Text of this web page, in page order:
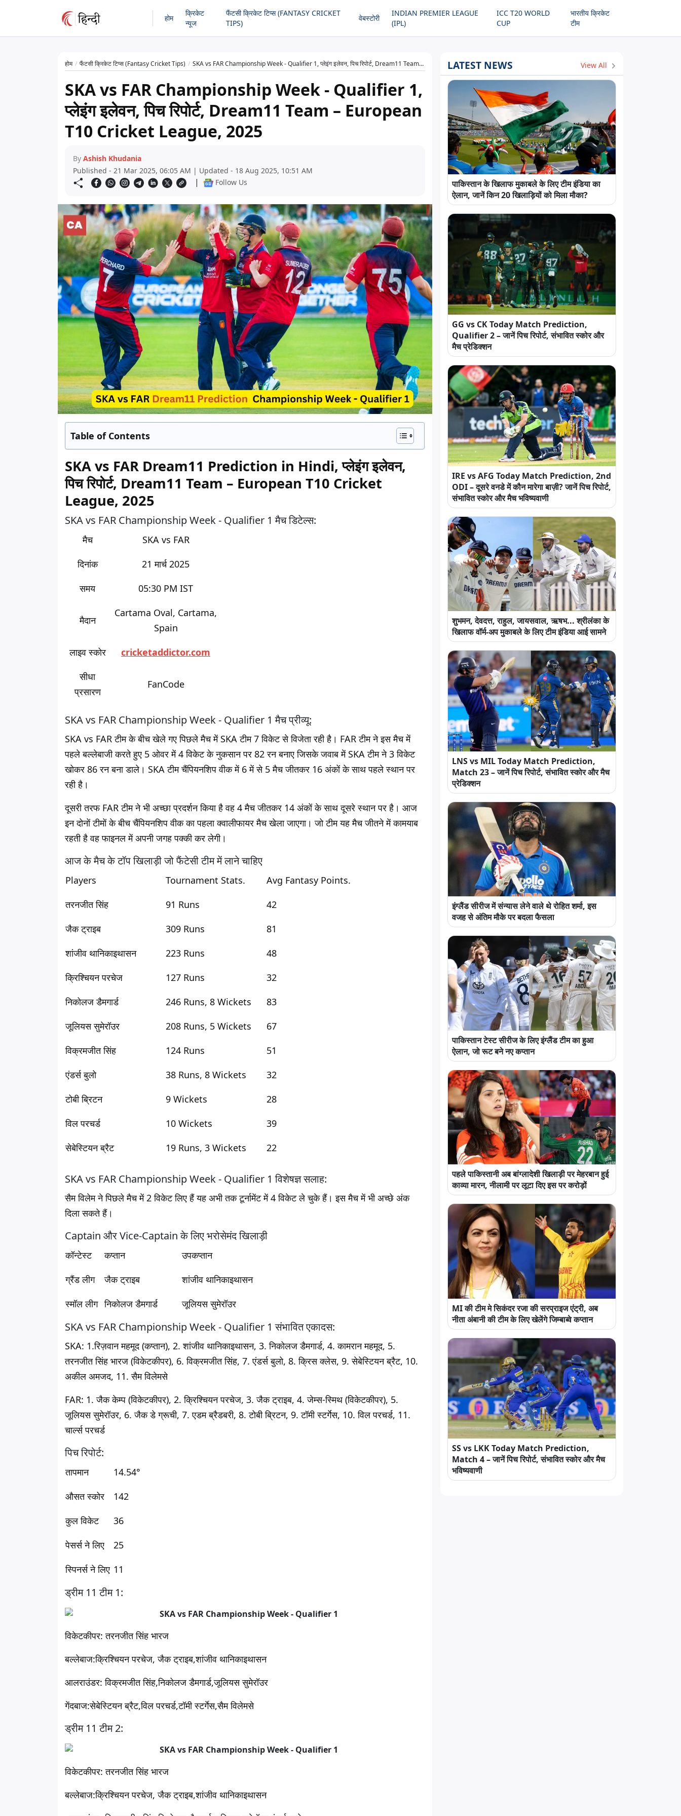
होम
क्रिकेट
न्यूज
फैंटसी क्रिकेट टिप्स (FANTASY CRICKET
TIPS)
वेबस्टोरी
INDIAN PREMIER LEAGUE
(IPL)
ICC T20 WORLD
CUP
भारतीय क्रिकेट
टीम
होम फैंटसी क्रिकेट टिप्स (Fantasy Cricket Tips) SKA vs FAR Championship Week - Qualifier 1, प्लेइंग इलेवन, पिच रिपोर्ट, Dream11 Team – European T10 Cricket League, 2025
SKA vs FAR Championship Week - Qualifier 1,
प्लेइंग इलेवन, पिच रिपोर्ट, Dream11 Team – European
T10 Cricket League, 2025
By Ashish Khudania
Published - 21 Mar 2025, 06:05 AM | Updated - 18 Aug 2025, 10:51 AM
| Follow Us
Table of Contents
SKA vs FAR Dream11 Prediction in Hindi, प्लेइंग इलेवन,
पिच रिपोर्ट, Dream11 Team – European T10 Cricket
League, 2025
SKA vs FAR Championship Week - Qualifier 1 मैच डिटेल्स:
मैच
SKA vs FAR
दिनांक
21 मार्च 2025
समय
05:30 PM IST
मैदान
Cartama Oval, Cartama,
Spain
लाइव स्कोर
cricketaddictor.com
सीधा
प्रसारण
FanCode
SKA vs FAR Championship Week - Qualifier 1 मैच प्रीव्यू:
SKA vs FAR टीम के बीच खेले गए पिछले मैच में SKA टीम 7 विकेट से विजेता रही है। FAR टीम ने इस मैच में
पहले बल्लेबाजी करते हुए 5 ओवर में 4 विकेट के नुकसान पर 82 रन बनाए जिसके जवाब में SKA टीम ने 3 विकेट
खोकर 86 रन बना डाले। SKA टीम चैंपियनशिप वीक में 6 में से 5 मैच जीतकर 16 अंकों के साथ पहले स्थान पर
रही है।
दूसरी तरफ FAR टीम ने भी अच्छा प्रदर्शन किया है वह 4 मैच जीतकर 14 अंकों के साथ दूसरे स्थान पर है। आज
इन दोनों टीमों के बीच चैंपियनशिप वीक का पहला क्वालीफायर मैच खेला जाएगा। जो टीम यह मैच जीतने में कामयाब
रहती है वह फाइनल में अपनी जगह पक्की कर लेगी।
आज के मैच के टॉप खिलाड़ी जो फैंटेसी टीम में लाने चाहिए
Players Tournament Stats.
Avg Fantasy Points.
तरनजीत सिंह
91 Runs
42
जैक ट्राइब
309 Runs
81
शांजीव थानिकाइथासन
223 Runs
48
क्रिश्चियन परचेज
127 Runs
32
निकोलज डैमगार्ड
246 Runs, 8 Wickets
83
जूलियस सुमेरॉउर
208 Runs, 5 Wickets
67
विक्रमजीत सिंह
124 Runs
51
एंडर्स बुलो
38 Runs, 8 Wickets
32
टोबी ब्रिटन
9 Wickets
28
विल परचर्ड
10 Wickets
39
सेबेस्टियन ब्रैट
19 Runs, 3 Wickets 22
SKA vs FAR Championship Week - Qualifier 1 विशेषज्ञ सलाह:
सैम विलेम ने पिछले मैच में 2 विकेट लिए हैं यह अभी तक टूर्नामेंट में 4 विकेट ले चुके हैं। इस मैच में भी अच्छे अंक
दिला सकते हैं।
Captain और Vice-Captain के लिए भरोसेमंद खिलाड़ी
कॉन्टेस्ट कप्तान
उपकप्तान
ग्रैंड लीग
जैक ट्राइब
शांजीव थानिकाइथासन
स्मॉल लीग निकोलज डैमगार्ड जूलियस सुमेरॉउर
SKA vs FAR Championship Week - Qualifier 1 संभावित एकादस:
SKA: 1.रिज़वान महमूद (कप्तान), 2. शांजीव थानिकाइथासन, 3. निकोलज डैमगार्ड, 4. कामरान महमूद, 5.
तरनजीत सिंह भारज (विकेटकीपर), 6. विक्रमजीत सिंह, 7. एंडर्स बुलो, 8. क्रिस क्लेस, 9. सेबेस्टियन ब्रैट, 10.
अकील अमजद, 11. सैम विलेमसे
FAR: 1. जैक केम्प (विकेटकीपर), 2. क्रिश्चियन परचेज, 3. जैक ट्राइब, 4. जेम्स-स्मिथ (विकेटकीपर), 5.
जूलियस सुमेरॉउर, 6. जैक डे ग्रूची, 7. एडम ब्रैडबरी, 8. टोबी ब्रिटन, 9. टॉमी स्टर्गेस, 10. विल परचर्ड, 11.
चार्ल्स परचर्ड
पिच रिपोर्ट:
तापमान
14.54°
औसत स्कोर
142
कुल विकेट
36
पेसर्स ने लिए
25
स्पिनर्स ने लिए 11
ड्रीम 11 टीम 1:
विकेटकीपर: तरनजीत सिंह भारज
बल्लेबाज:क्रिश्चियन परचेज, जैक ट्राइब,शांजीव थानिकाइथासन
आलराउंडर:विक्रमजीत सिंह,निकोलज डैमगार्ड,जूलियस सुमेरॉउर
गेंदबाज:सेबेस्टियन ब्रैट,विल परचर्ड,टॉमी स्टर्गेस,सैम विलेमसे
ड्रीम 11 टीम 2:
विकेटकीपर: तरनजीत सिंह भारज
बल्लेबाज:क्रिश्चियन परचेज, जैक ट्राइब,शांजीव थानिकाइथासन
LATEST NEWS View All
पाकिस्तान के खिलाफ मुकाबले के लिए टीम इंडिया का
ऐलान, जानें किन 20 खिलाड़ियों को मिला मौका?
GG vs CK Today Match Prediction,
Qualifier 2 – जानें पिच रिपोर्ट, संभावित स्कोर और
मैच प्रेडिक्शन
IRE vs AFG Today Match Prediction, 2nd
ODI – दूसरे वनडे में कौन मारेगा बाज़ी? जानें पिच रिपोर्ट,
संभावित स्कोर और मैच भविष्यवाणी
शुभमन, देवदत्त, राहुल, जायसवाल, ऋषभ... श्रीलंका के
खिलाफ वॉर्म-अप मुकाबले के लिए टीम इंडिया आई सामने
LNS vs MIL Today Match Prediction,
Match 23 – जानें पिच रिपोर्ट, संभावित स्कोर और मैच
प्रेडिक्शन
इंग्लैंड सीरीज में संन्यास लेने वाले थे रोहित शर्मा, इस
वजह से अंतिम मौके पर बदला फैसला
पाकिस्तान टेस्ट सीरीज के लिए इंग्लैंड टीम का हुआ
ऐलान, जो रूट बने नए कप्तान
पहले पाकिस्तानी अब बांग्लादेशी खिलाड़ी पर मेहरबान हुई
काव्या मारन, नीलामी पर लूटा दिए इस पर करोड़ों
MI की टीम मे सिकंदर रजा की सरप्राइज एंट्री, अब
नीता अंबानी की टीम के लिए खेलेंगे जिम्बाब्वे कप्तान
SS vs LKK Today Match Prediction,
Match 4 – जानें पिच रिपोर्ट, संभावित स्कोर और मैच
भविष्यवाणी